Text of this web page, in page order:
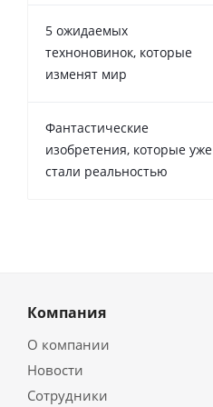
5 ожидаемых
техноновинок, которые
изменят мир
Фантастические
изобретения, которые уже
стали реальностью
Компания
О компании
Новости
Сотрудники